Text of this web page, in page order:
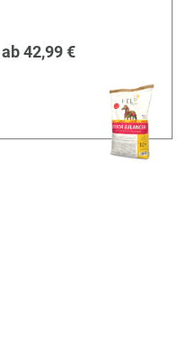
ab42,99 €